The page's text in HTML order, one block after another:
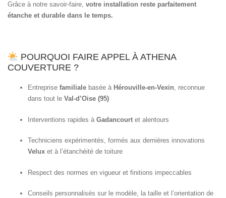
Grâce à notre savoir-faire, votre installation reste parfaitement
étanche et durable dans le temps.
POURQUOI FAIRE APPEL À ATHENA
COUVERTURE ?
Entreprise familiale basée à Hérouville-en-Vexin, reconnue
dans tout le Val-d’Oise (95)
Interventions rapides à Gadancourt et alentours
Techniciens expérimentés, formés aux dernières innovations
Velux et à l’étanchéité de toiture
Respect des normes en vigueur et finitions impeccables
Conseils personnalisés sur le modèle, la taille et l’orientation de